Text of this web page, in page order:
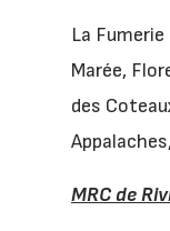
La
Marée,
des
MRC de